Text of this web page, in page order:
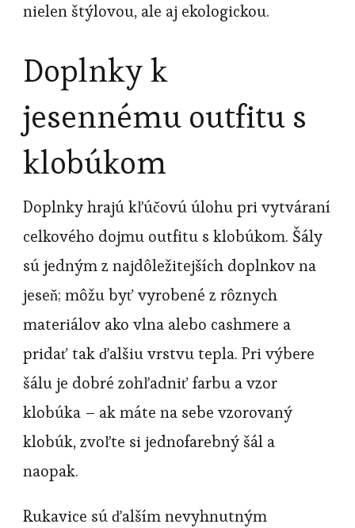
nielen štýlovou, ale aj ekologickou.
Doplnky k
jesennému outfitu s
klobúkom
Doplnky hrajú kľúčovú úlohu pri vytváraní
celkového dojmu outfitu s klobúkom. Šály
sú jedným z najdôležitejších doplnkov na
jeseň; môžu byť vyrobené z rôznych
materiálov ako vlna alebo cashmere a
pridať tak ďalšiu vrstvu tepla. Pri výbere
šálu je dobré zohľadniť farbu a vzor
klobúka – ak máte na sebe vzorovaný
klobúk, zvoľte si jednofarebný šál a
naopak.
Rukavice sú ďalším nevyhnutným